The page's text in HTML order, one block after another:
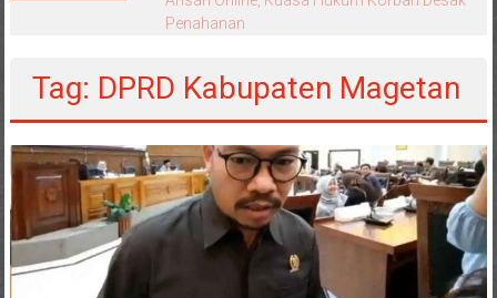
Penahanan
Tag: DPRD Kabupaten Magetan